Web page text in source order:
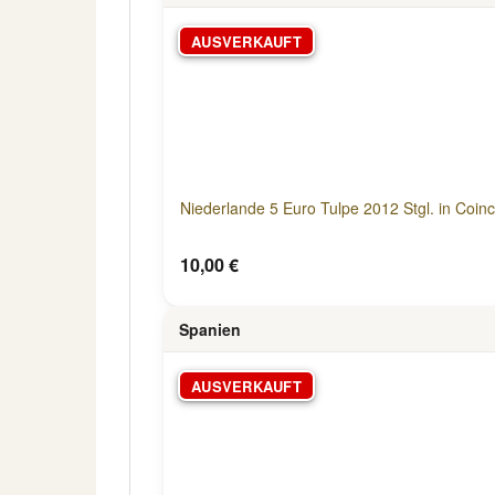
AUSVERKAUFT
Niederlande 5 Euro Tulpe 2012 Stgl. in
10,00 €
Spanien
AUSVERKAUFT